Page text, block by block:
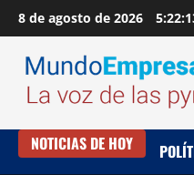
Saltar
al
contenido
8 de agosto de 2026
NOTICIAS DE HOY